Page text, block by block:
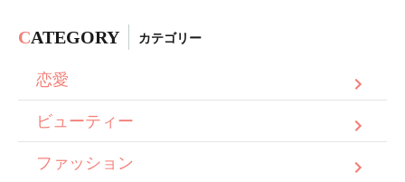
CATEGORY カテゴリー
恋愛
ビューティー
ファッション